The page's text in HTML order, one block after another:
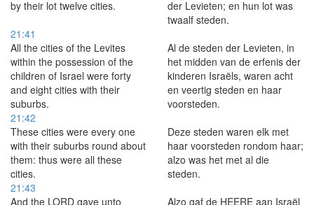
by their lot twelve cities.
der Levieten; en hun lot was
twaalf steden.
21:41
All the cities of the Levites
within the possession of the
children of Israel were forty
and eight cities with their
suburbs.
Al de steden der Levieten, in
het midden van de erfenis der
kinderen Israëls, waren acht
en veertig steden en haar
voorsteden.
21:42
These cities were every one
with their suburbs round about
them: thus were all these
cities.
Deze steden waren elk met
haar voorsteden rondom haar;
alzo was het met al die
steden.
21:43
And the LORD gave unto
Alzo gaf de HEERE aan Israël